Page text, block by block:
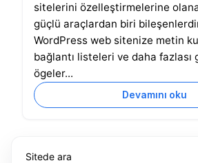
sitelerini özelleştirmelerine
güçlü araçlardan biri
WordPress web sitenize metin
bağlantı listeleri ve daha fazlası
ögeler...
Devamını oku
Sitede ara